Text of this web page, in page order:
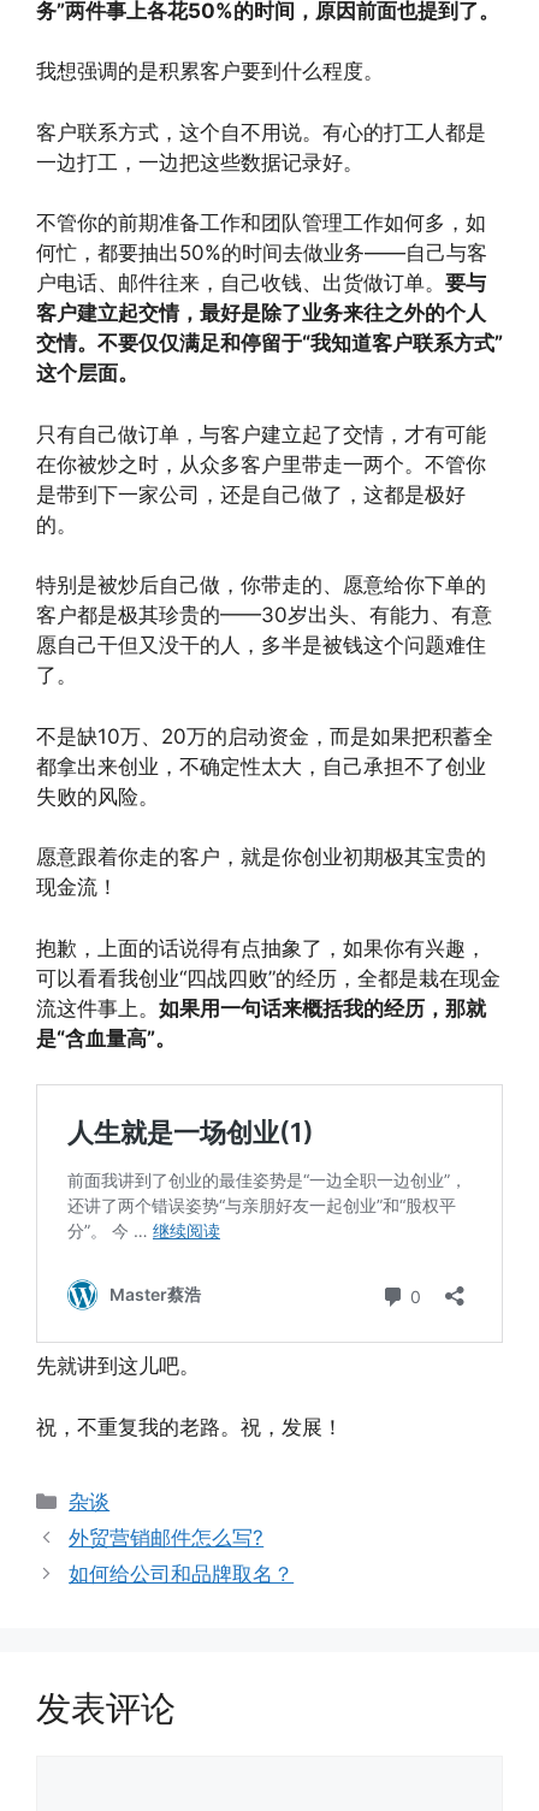
务”两件事上各花50%的时间，原因前面也提到了。
我想强调的是积累客户要到什么程度。
客户联系方式，这个自不用说。有心的打工人都是
一边打工，一边把这些数据记录好。
不管你的前期准备工作和团队管理工作如何多，如
何忙，都要抽出50%的时间去做业务——自己与客
户电话、邮件往来，自己收钱、出货做订单。 要与
客户建立起交情，最好是除了业务来往之外的个人
交情。不要仅仅满足和停留于“我知道客户联系方式”
这个层面。
只有自己做订单，与客户建立起了交情，才有可能
在你被炒之时，从众多客户里带走一两个。不管你
是带到下一家公司，还是自己做了，这都是极好
的。
特别是被炒后自己做，你带走的、愿意给你下单的
客户都是极其珍贵的——30岁出头、有能力、有意
愿自己干但又没干的人，多半是被钱这个问题难住
了。
不是缺10万、20万的启动资金，而是如果把积蓄全
都拿出来创业，不确定性太大，自己承担不了创业
失败的风险。
愿意跟着你走的客户，就是你创业初期极其宝贵的
现金流！
抱歉，上面的话说得有点抽象了，如果你有兴趣，
可以看看我创业“四战四败”的经历，全都是栽在现金
流这件事上。 如果用一句话来概括我的经历，那就
是“含血量高”。
先就讲到这儿吧。
祝，不重复我的老路。祝，发展！
分
类
杂谈
外贸营销邮件怎么写?
如何给公司和品牌取名？
发表评论